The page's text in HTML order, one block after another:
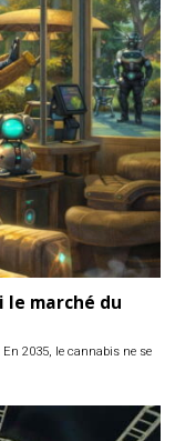
le marché du
2035, le cannabis ne se